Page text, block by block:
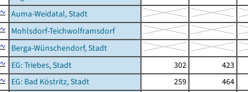
Auma-Weidatal, Stadt
Mohlsdorf-Teichwolframsdorf
Berga-Wünschendorf, Stadt
EG: Triebes, Stadt
302 423
EG: Bad Köstritz, Stadt
259 464